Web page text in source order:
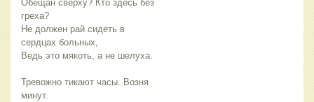
Обещан сверху? Кто здесь без
греха?
Не должен рай сидеть в
сердцах больных,
Ведь это мякоть, а не шелуха.
Тревожно тикают часы. Возня
минут.